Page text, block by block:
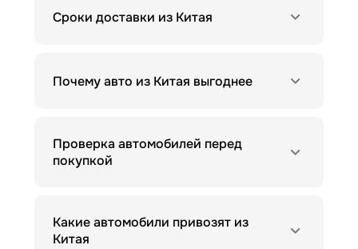
Сроки доставки из Китая
Почему авто из Китая выгоднее
Проверка автомобилей перед
покупкой
Какие автомобили привозят из
Китая